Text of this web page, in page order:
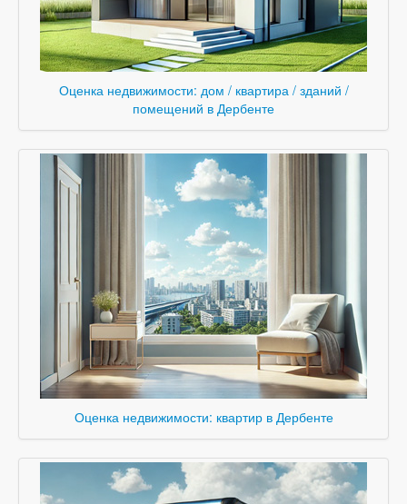
Оценка недвижимости: дом / квартира / зданий /
помещений в Дербенте
Оценка недвижимости: квартир в Дербенте